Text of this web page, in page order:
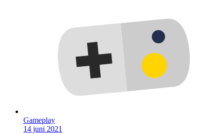
Gameplay
14 juni 2021